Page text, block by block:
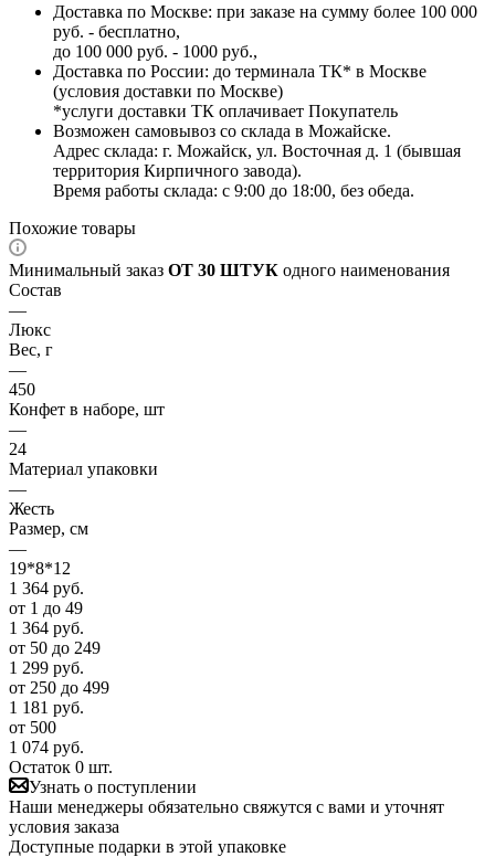
Доставка по Москве: при заказе на сумму более 100 000
руб. - бесплатно,
до 100 000 руб. - 1000 руб.,
Доставка по России: до терминала ТК* в Москве
(условия доставки по Москве)
*услуги доставки ТК оплачивает Покупатель
Возможен самовывоз со склада в Можайске.
Адрес склада: г. Можайск, ул. Восточная д. 1 (бывшая
территория Кирпичного завода).
Время работы склада: с 9:00 до 18:00, без обеда.
Похожие товары
Минимальный заказ ОТ 30 ШТУК одного наименования
Состав
—
Люкс
Вес, г
—
450
Конфет в наборе, шт
—
24
Материал упаковки
—
Жесть
Размер, см
—
19*8*12
1 364 руб.
от 1 до 49
1 364 руб.
от 50 до 249
1 299 руб.
от 250 до 499
1 181 руб.
от 500
1 074 руб.
Остаток 0 шт.
Узнать о поступлении
Наши менеджеры обязательно свяжутся с вами и уточнят
условия заказа
Доступные подарки в этой упаковке